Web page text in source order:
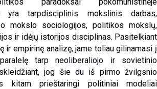
yra tarpdisciplinis mokslinis darbas,
mokslo sociologijos, politikos mokslų,
ir idėjų istorijos disciplinas. Pasitelkiant
ir empirinę analizę, jame toliau gilinamasi į
tarp neoliberaliojo ir sovietinio
jog šie du iš pirmo žvilgsnio
kitam prieštaringi politiniai modeliai